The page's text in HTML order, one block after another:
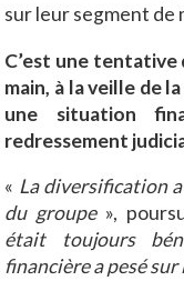
sur leur segment de
C’est une tentative
main, à la veille de
une situation
redressement
« La diversification
du groupe »,
était toujours
financière a pesé